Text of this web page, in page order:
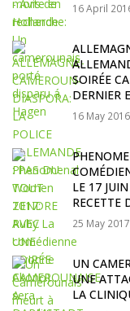
16 April
SOIRÉE
DERNIER
16 May 2016
LE 17
RECETTE
25 May 2017
UN
UNE
LA